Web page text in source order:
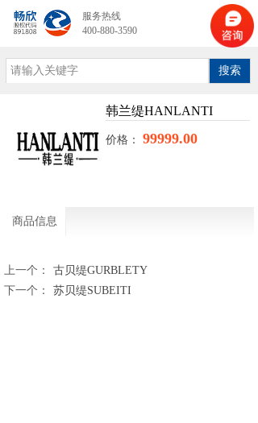
搜索
韩兰缇HANLANTI
价格： 99999.00
商品信息
上一个：
古贝缇GURBLETY
下一个：
苏贝缇SUBEITI
服务热线
400-880-3590